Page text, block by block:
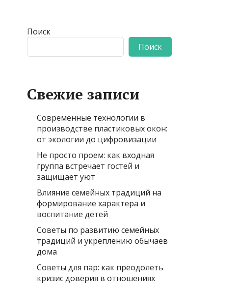
Поиск
Поиск
Свежие записи
Современные технологии в
производстве пластиковых окон:
от экологии до цифровизации
Не просто проем: как входная
группа встречает гостей и
защищает уют
Влияние семейных традиций на
формирование характера и
воспитание детей
Советы по развитию семейных
традиций и укреплению обычаев
дома
Советы для пар: как преодолеть
кризис доверия в отношениях